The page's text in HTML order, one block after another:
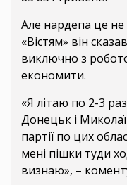
Але нардепа це
«Вістям» він
виключно з
економити.
«Я літаю по 2-3
Донецьк і
партії по цих
мені пішки туди
визнаю», –